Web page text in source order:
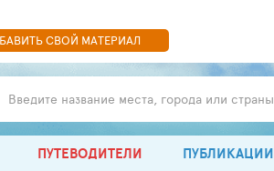
СВОЙ МАТЕРИАЛ
Введите название места, города или страны
ПУТЕВОДИТЕЛИ ПУБЛИКАЦИИ